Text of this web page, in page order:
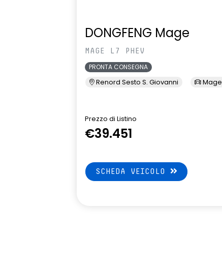
DONGFENG Mage
MAGE L7 PHEV
PRONTA CONSEGNA
Renord Sesto S. Giovanni Mage
Prezzo di Listino
€39.451
SCHEDA VEICOLO